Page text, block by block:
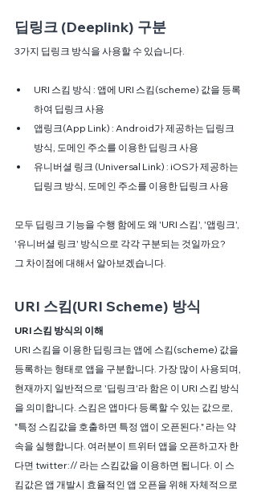
딥링크 (Deeplink) 구분
3가지 딥링크 방식을 사용할 수 있습니다.
URI 스킴 방식 : 앱에 URI 스킴(scheme) 값을 등록
하여 딥링크 사용
앱링크(App Link) : Android가 제공하는 딥링크
방식, 도메인 주소를 이용한 딥링크 사용
유니버셜 링크 (Universal Link) : iOS가 제공하는
딥링크 방식, 도메인 주소를 이용한 딥링크 사용
모두 딥링크 기능을 수행 함에도 왜 'URI 스킴', '앱링크',
'유니버셜 링크' 방식으로 각각 구분되는 것일까요?
그 차이점에 대해서 알아보겠습니다.
URI 스킴(URI Scheme) 방식
URI 스킴 방식의 이해
URI 스킴을 이용한 딥링크는 앱에 스킴(scheme) 값을
등록하는 형태로 앱을 구분합니다. 가장 많이 사용되며,
현재까지 일반적으로 '딥링크'라 함은 이 URI 스킴 방식
을 의미합니다. 스킴은 앱마다 등록할 수 있는 값으로,
"특정 스킴값을 호출하면 특정 앱이 오픈된다." 라는 약
속을 실행합니다. 여러분이 트위터 앱을 오픈하고자 한
다면 twitter:// 라는 스킴값을 이용하면 됩니다. 이 스
킴값은 앱 개발시 효율적인 앱 오픈을 위해 자체적으로